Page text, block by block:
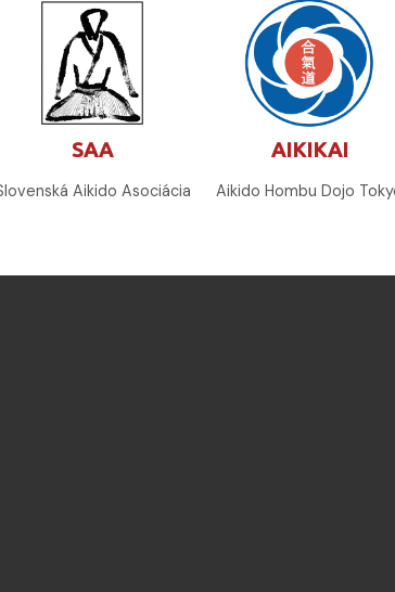
SAA
Aikido Asociácia
AIKIKAI
Aikido Hombu Dojo